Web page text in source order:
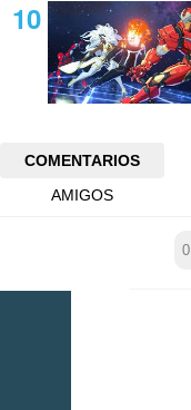
COMENTARIOS
AMIGOS
0